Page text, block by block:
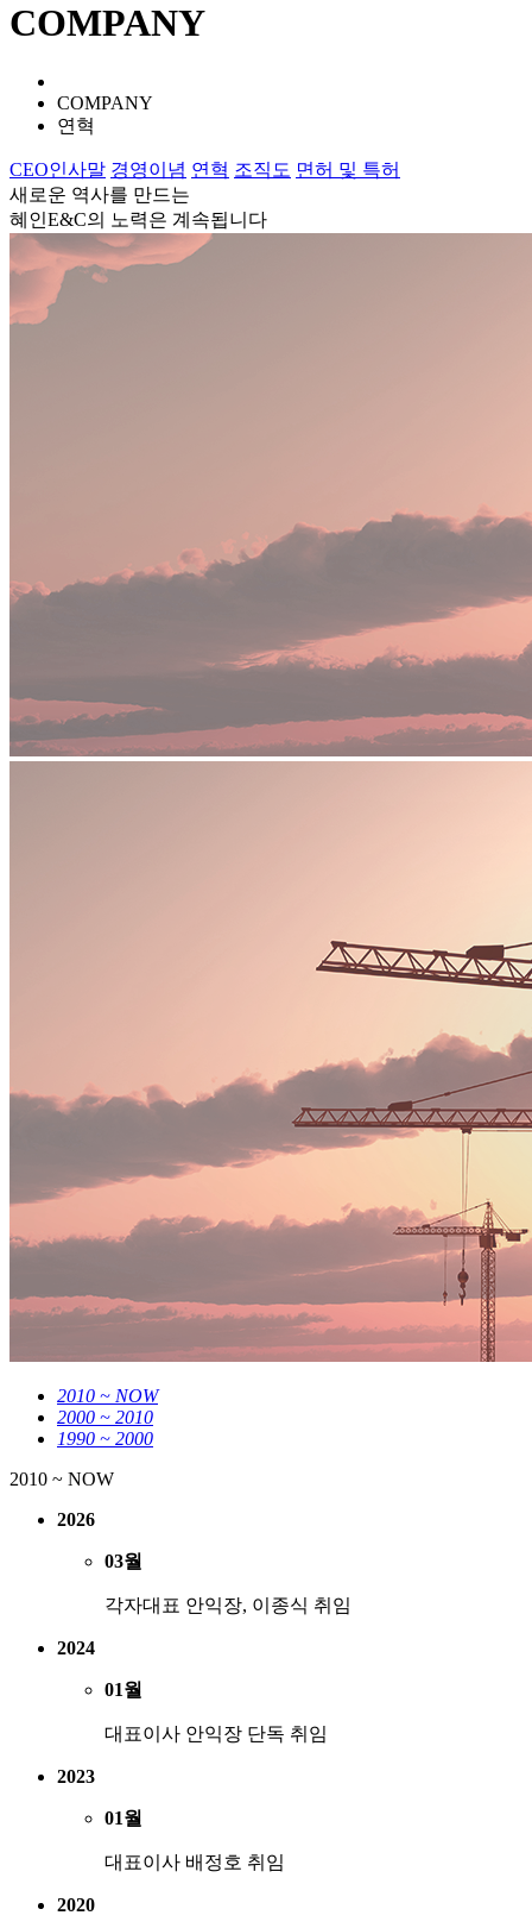
COMPANY
COMPANY
연혁
CEO인사말 경영이념 연혁 조직도 면허 및 특허
새로운 역사를 만드는
혜인E&C의 노력은 계속됩니다
2010 ~ NOW
2000 ~ 2010
1990 ~ 2000
2010 ~ NOW
2026
03월
각자대표 안익장, 이종식 취임
2024
01월
대표이사 안익장 단독 취임
2023
01월
대표이사 배정호 취임
2020